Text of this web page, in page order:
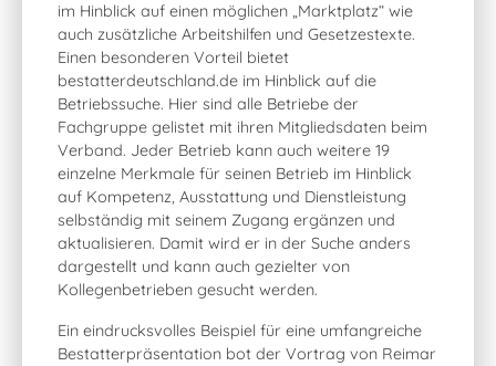
im Hinblick auf einen möglichen „Marktplatz“ wie
auch zusätzliche Arbeitshilfen und Gesetzestexte.
Einen besonderen Vorteil bietet
bestatterdeutschland.de im Hinblick auf die
Betriebssuche. Hier sind alle Betriebe der
Fachgruppe gelistet mit ihren Mitgliedsdaten beim
Verband. Jeder Betrieb kann auch weitere 19
einzelne Merkmale für seinen Betrieb im Hinblick
auf Kompetenz, Ausstattung und Dienstleistung
selbständig mit seinem Zugang ergänzen und
aktualisieren. Damit wird er in der Suche anders
dargestellt und kann auch gezielter von
Kollegenbetrieben gesucht werden.
Ein eindrucksvolles Beispiel für eine umfangreiche
Bestatterpräsentation bot der Vortrag von Reimar